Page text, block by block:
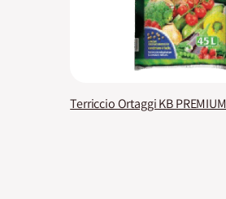
Terriccio Ortaggi KB PREMIUM